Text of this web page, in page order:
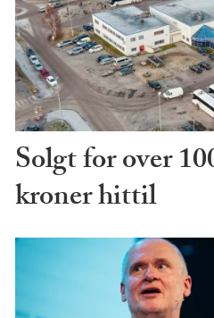
Solgt for over
kroner hittil